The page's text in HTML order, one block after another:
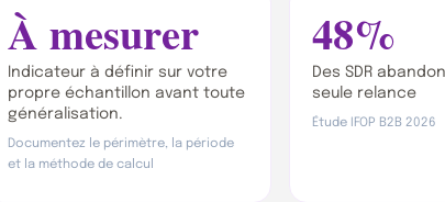
À mesurer
Indicateur à définir sur votre
propre échantillon avant toute
généralisation.
Documentez le périmètre, la période
et la méthode de calcul
48%
Des SDR
seule relance
Étude IFOP B2B 2026